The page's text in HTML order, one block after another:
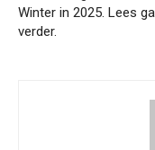
Winter in 2025. Lees
verder.